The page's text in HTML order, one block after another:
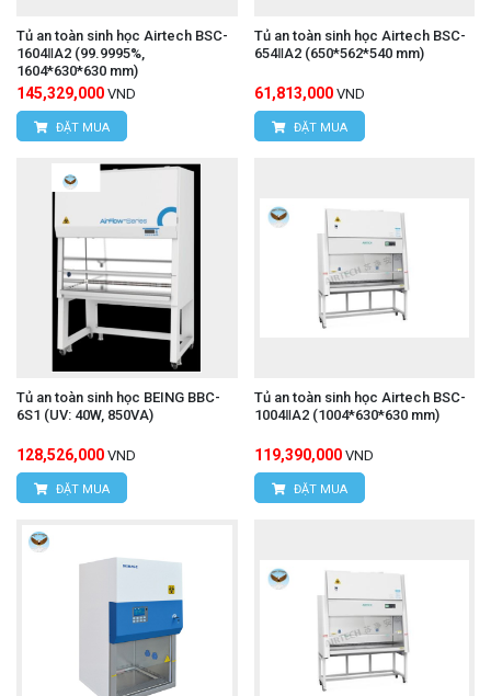
Tủ an toàn sinh học Airtech BSC-
1604ⅡA2 (99.9995%,
1604*630*630 mm)
145,329,000 VND
ĐẶT MUA
Tủ an toàn sinh học Airtech BSC-
654ⅡA2 (650*562*540 mm)
61,813,000 VND
ĐẶT MUA
Tủ an toàn sinh học BEING BBC-
6S1 (UV: 40W, 850VA)
128,526,000 VND
ĐẶT MUA
Tủ an toàn sinh học Airtech BSC-
1004ⅡA2 (1004*630*630 mm)
119,390,000 VND
ĐẶT MUA